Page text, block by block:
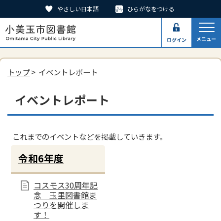
やさしい日本語 ひらがなをつける
ログイン メニュー
トップ> イベントレポート
イベントレポート
これまでのイベントなどを掲載していきます。
令和6年度
コスモス30周年記
念 玉里図書館ま
つりを開催しま
す！